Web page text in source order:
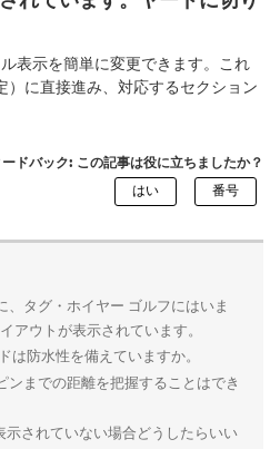
表示を簡単に変更できます。これ
に直接進み、対応するセクション
ードバック: この記事は役に立ちましたか？
、タグ・ホイヤー ゴルフにはいま
アウトが表示されています。
は防水性を備えていますか。
ンまでの距離を把握することはでき
示されていない場合どうしたらいい